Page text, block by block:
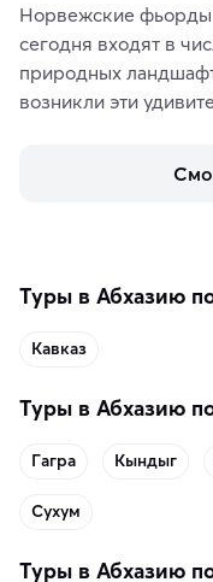
Норвежские фьорды
сегодня входят в
природных
возникли эти
включить в
Туры в Абхазию
Кавказ
Туры в Абхазию
Гагра Кындыг
Сухум
Туры в Абхазию